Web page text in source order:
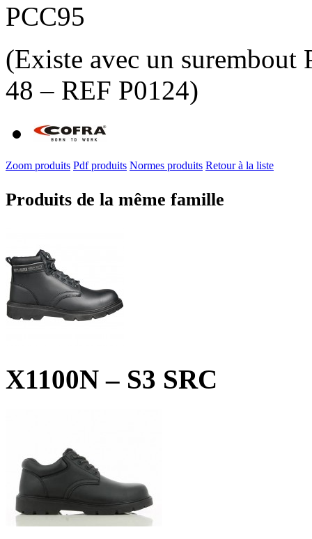
PCC95
(Existe avec un
48 – REF P0124)
Zoom produits Pdf produits Normes produits Retour à la liste
Produits de la même famille
X1100N – S3 SRC